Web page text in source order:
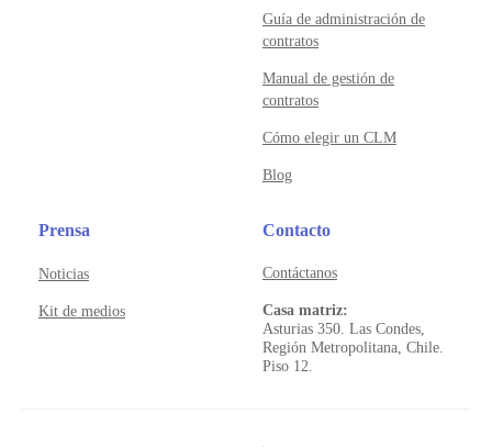
Guía de administración de
contratos
Manual de gestión de
contratos
Cómo elegir un CLM
Blog
Prensa
Noticias
Kit de medios
Contacto
Contáctanos
Casa matriz:
Asturias 350. Las Condes,
Región Metropolitana, Chile.
Piso 12.